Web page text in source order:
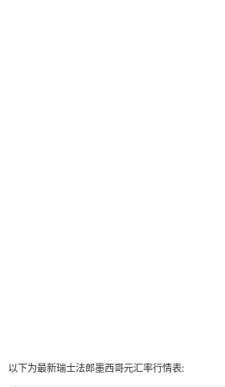
以下为最新瑞士法郎墨西哥元汇率行情表: